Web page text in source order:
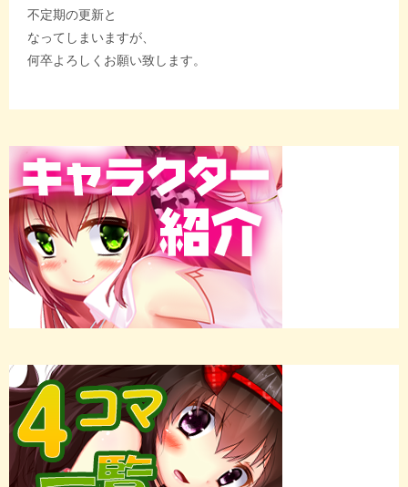
不定期の更新と
なってしまいますが、
何卒よろしくお願い致します。